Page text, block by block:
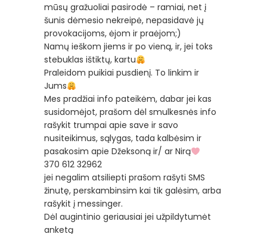
mūsų gražuoliai pasirodė – ramiai, net į
šunis dėmesio nekreipė, nepasidavė jų
provokacijoms, ėjom ir praėjom;)
Namų ieškom jiems ir po vieną, ir, jei toks
stebuklas ištiktų, kartu
Praleidom puikiai pusdienį. To linkim ir
Jums
Mes pradžiai info pateikėm, dabar jei kas
susidomėjot, prašom dėl smulkesnės info
rašykit trumpai apie save ir savo
nusiteikimus, sąlygas, tada kalbėsim ir
pasakosim apie Džeksoną ir/ ar Nirą
370 612 32962
jei negalim atsiliepti prašom rašyti SMS
žinutę, perskambinsim kai tik galėsim, arba
rašykit į messinger.
Dėl augintinio geriausiai jei užpildytumėt
anketą